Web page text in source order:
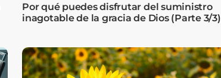
Por qué puedes disfrutar del suministro
inagotable de la gracia de Dios (Parte 3/3)